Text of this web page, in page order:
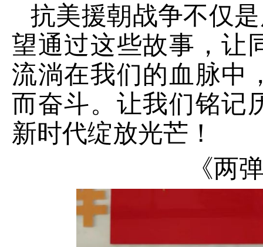
抗美援朝战争不仅
望通过这些故事，让
流淌在我们的血脉中
而奋斗。让我们铭记
新时代绽放光芒！
《两